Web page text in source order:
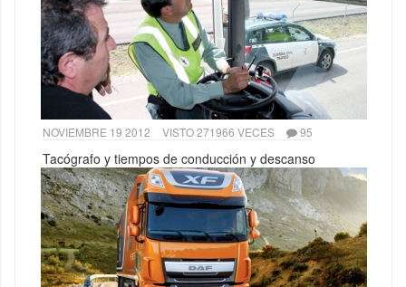
NOVIEMBRE 19 2012 VISTO 271966 VECES 95
Tacógrafo y tiempos de conducción y descanso